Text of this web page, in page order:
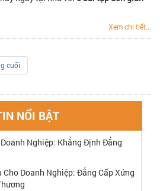
Xem chi tiết...
cuối
NỔI BẬT
Nghiệp: Khẳng Định Đẳng
Cho Doanh Nghiệp: Đẳng Cấp Xứng